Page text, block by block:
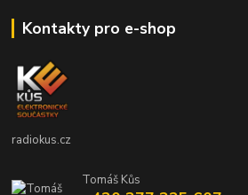
Kontakty pro e-shop
radiokus.cz
Tomáš Kůs